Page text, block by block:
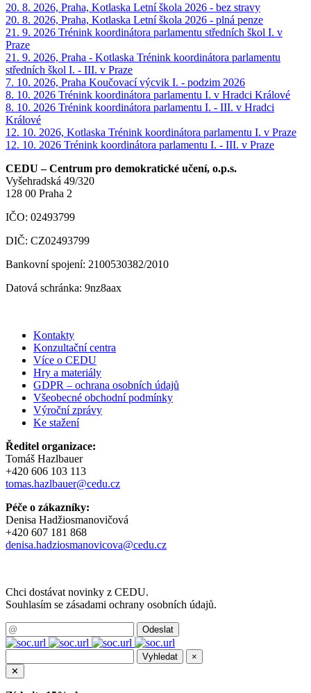
20. 8. 2026, Praha, Kotlaska Letní škola 2026 - bez stravy
20. 8. 2026, Praha, Kotlaska Letní škola 2026 - plná penze
21. 9. 2026 Trénink koordinátora parlamentu středních škol I. v
Praze
21. 9. 2026, Praha - Kotlaska Trénink koordinátora parlamentu
středních škol I. - III. v Praze
7. 10. 2026, Praha Koučovací výcvik I. - podzim 2026
8. 10. 2026 Trénink koordinátora parlamentu I. v Hradci Králové
8. 10. 2026 Trénink koordinátora parlamentu I. - III. v Hradci
Králové
12. 10. 2026, Kotlaska Trénink koordinátora parlamentu I. v Praze
12. 10. 2026 Trénink koordinátora parlamentu I. - III. v Praze
CEDU – Centrum pro demokratické učení, o.p.s.
Vyšehradská 49/320
128 00 Praha 2
IČO: 02493799
DIČ: CZ02493799
Bankovní spojení: 2100530382/2010
Datová schránka: 9nz8aax
Kontakty
Konzultační centra
Více o CEDU
Hry a materiály
GDPR – ochrana osobních údajů
Všeobecné obchodní podmínky
Výroční zprávy
Ke stažení
Ředitel organizace:
Tomáš Hazlbauer
+420 606 103 113
tomas.hazlbauer@cedu.cz
Péče o zákazníky:
Denisa Hadžiosmanovičová
+420 607 181 868
denisa.hadziosmanovicova@cedu.cz
Chci dostávat novinky z CEDU.
Souhlasím se zásadami ochrany osobních údajů.
×
✕